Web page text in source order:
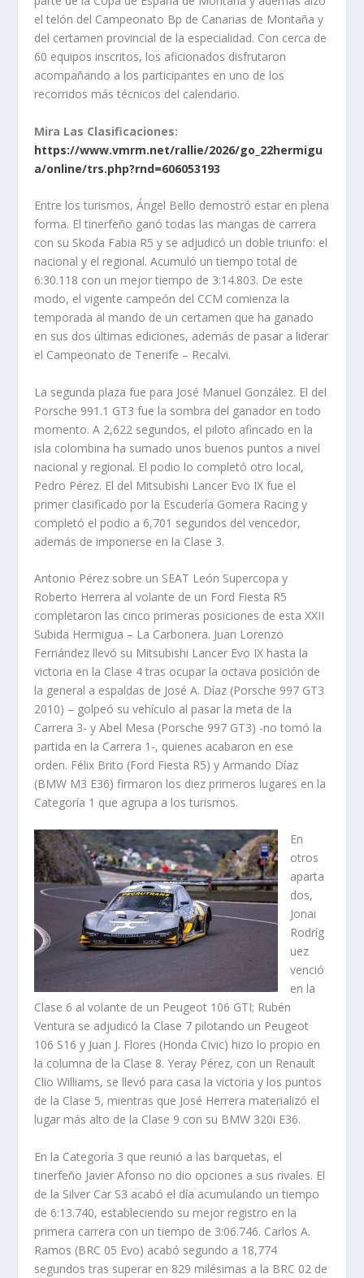
el telón del Campeonato Bp de Canarias de Montaña y
del certamen provincial de la especialidad. Con cerca de
60 equipos inscritos, los aficionados disfrutaron
acompañando a los participantes en uno de los
recorridos más técnicos del calendario.
Mira Las Clasificaciones:
https://www.vmrm.net/rallie/2026/go_22hermigu
a/online/trs.php?rnd=606053193
Entre los turismos, Ángel Bello demostró estar en plena
forma. El tinerfeño ganó todas las mangas de carrera
con su Skoda Fabia R5 y se adjudicó un doble triunfo: el
nacional y el regional. Acumuló un tiempo total de
6:30.118 con un mejor tiempo de 3:14.803. De este
modo, el vigente campeón del CCM comienza la
temporada al mando de un certamen que ha ganado
en sus dos últimas ediciones, además de pasar a liderar
el Campeonato de Tenerife – Recalvi.
La segunda plaza fue para José Manuel González. El del
Porsche 991.1 GT3 fue la sombra del ganador en todo
momento. A 2,622 segundos, el piloto afincado en la
isla colombina ha sumado unos buenos puntos a nivel
nacional y regional. El podio lo completó otro local,
Pedro Pérez. El del Mitsubishi Lancer Evo IX fue el
primer clasificado por la Escudería Gomera Racing y
completó el podio a 6,701 segundos del vencedor,
además de imponerse en la Clase 3.
Antonio Pérez sobre un SEAT León Supercopa y
Roberto Herrera al volante de un Ford Fiesta R5
completaron las cinco primeras posiciones de esta XXII
Subida Hermigua – La Carbonera. Juan Lorenzo
Fernández llevó su Mitsubishi Lancer Evo IX hasta la
victoria en la Clase 4 tras ocupar la octava posición de
la general a espaldas de José A. Díaz (Porsche 997 GT3
2010) – golpeó su vehículo al pasar la meta de la
Carrera 3- y Abel Mesa (Porsche 997 GT3) -no tomó la
partida en la Carrera 1-, quienes acabaron en ese
orden. Félix Brito (Ford Fiesta R5) y Armando Díaz
(BMW M3 E36) firmaron los diez primeros lugares en la
Categoría 1 que agrupa a los turismos.
En
otros
aparta
dos,
Jonai
Rodríg
uez
venció
en la
Clase 6 al volante de un Peugeot 106 GTI; Rubén
Ventura se adjudicó la Clase 7 pilotando un Peugeot
106 S16 y Juan J. Flores (Honda Civic) hizo lo propio en
la columna de la Clase 8. Yeray Pérez, con un Renault
Clio Williams, se llevó para casa la victoria y los puntos
de la Clase 5, mientras que José Herrera materializó el
lugar más alto de la Clase 9 con su BMW 320i E36.
En la Categoría 3 que reunió a las barquetas, el
tinerfeño Javier Afonso no dio opciones a sus rivales. El
de la Silver Car S3 acabó el día acumulando un tiempo
de 6:13.740, estableciendo su mejor registro en la
primera carrera con un tiempo de 3:06.746. Carlos A.
Ramos (BRC 05 Evo) acabó segundo a 18,774
segundos tras superar en 829 milésimas a la BRC 02 de